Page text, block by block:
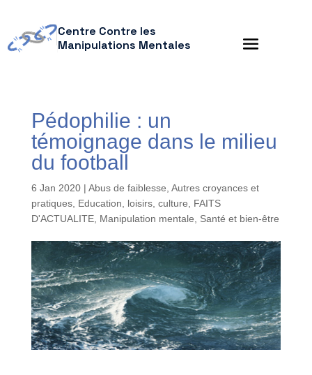
Centre Contre les
Manipulations Mentales
Pédophilie : un
témoignage dans le milieu
du football
6 Jan 2020| Abus de faiblesse Autres croyances et
pratiques, Education, loisirs, culture
FAITS
D'ACTUALITE, Manipulation mentale Santé et bien-être